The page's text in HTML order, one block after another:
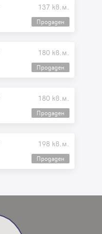
137 кв.м.
Продаден
180 кв.м.
Продаден
180 кв.м.
Продаден
198 кв.м.
Продаден